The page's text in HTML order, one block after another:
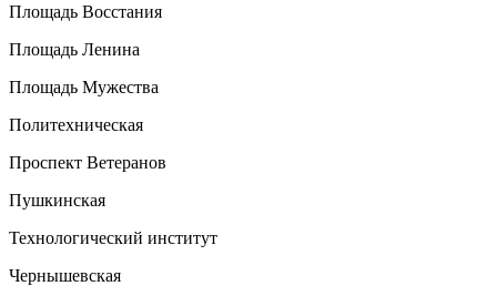
Площадь Восстания
Площадь Ленина
Площадь Мужества
Политехническая
Проспект Ветеранов
Пушкинская
Технологический институт
Чернышевская